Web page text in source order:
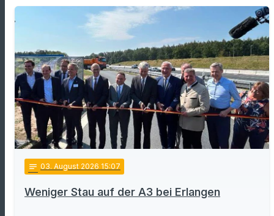
notes 03. August 2026 15:07
Weniger Stau auf der A3 bei Erlangen